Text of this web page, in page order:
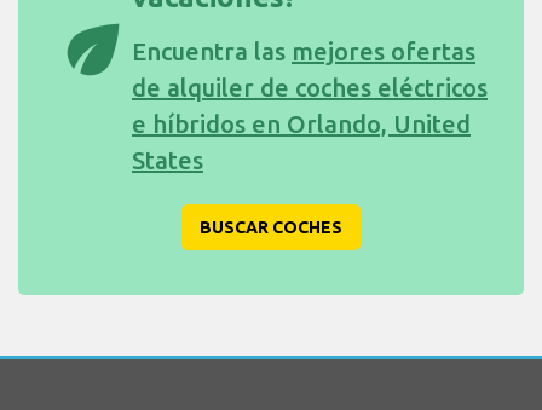
eco Encuentra las mejores ofertas
de alquiler de coches eléctricos
e híbridos en Orlando, United
States
BUSCAR COCHES